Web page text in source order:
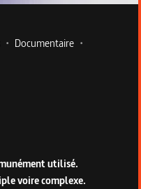
• Documentaire •
utilisé.
voire complexe.